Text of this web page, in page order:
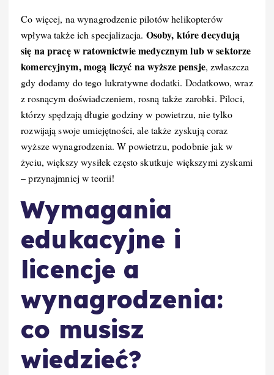
Co więcej, na wynagrodzenie pilotów helikopterów
wpływa także ich specjalizacja. Osoby, które decydują
się na pracę w ratownictwie medycznym lub w sektorze
komercyjnym, mogą liczyć na wyższe pensje, zwłaszcza
gdy dodamy do tego lukratywne dodatki. Dodatkowo, wraz
z rosnącym doświadczeniem, rosną także zarobki. Piloci,
którzy spędzają długie godziny w powietrzu, nie tylko
rozwijają swoje umiejętności, ale także zyskują coraz
wyższe wynagrodzenia. W powietrzu, podobnie jak w
życiu, większy wysiłek często skutkuje większymi zyskami
– przynajmniej w teorii!
Wymagania
edukacyjne i
licencje a
wynagrodzenia:
co musisz
wiedzieć?